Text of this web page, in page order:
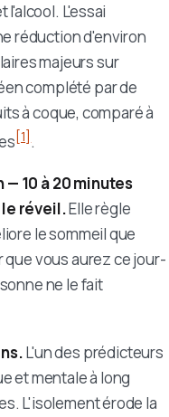
L'essai
réduction d'environ
majeurs sur
complété par de
à coque, comparé à
[1].
10 à 20 minutes
le réveil.Elle règle
le sommeil que
vous aurez ce jour-
ne le fait
L'un des prédicteurs
et mentale à long
L'isolement érode la